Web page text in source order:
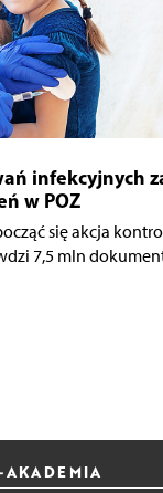
infekcyjnych
w POZ
się akcja
7,5 mln
AKADEMIA